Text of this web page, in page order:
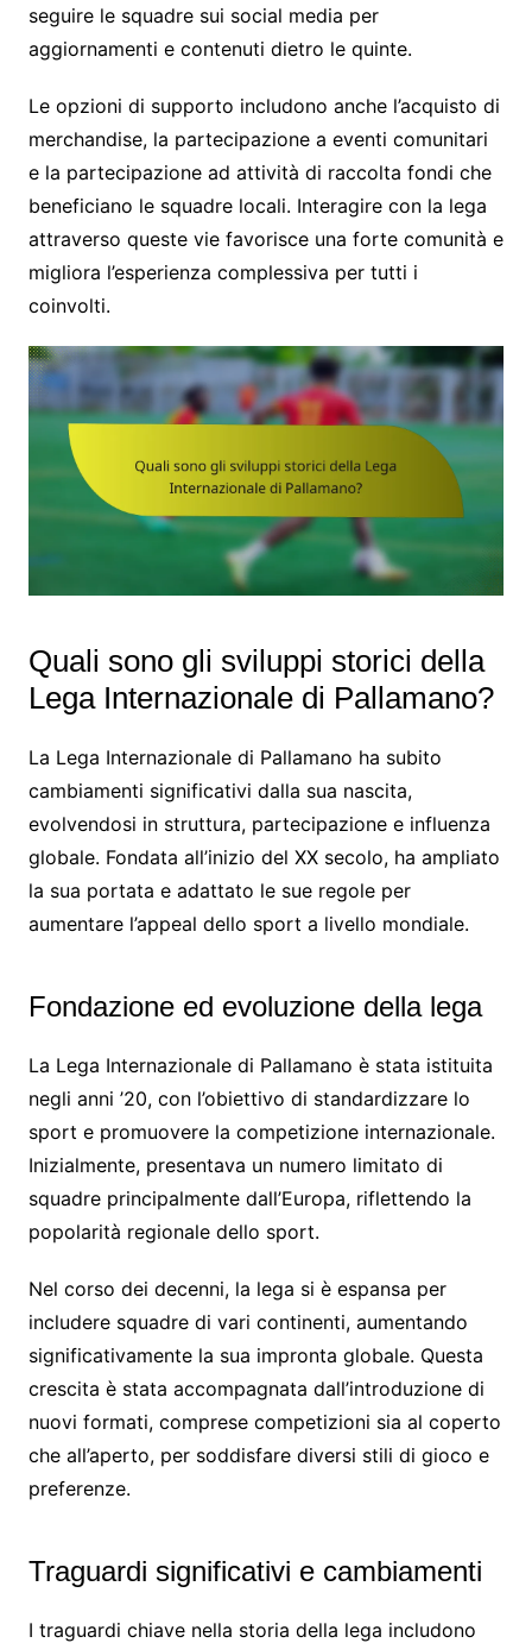
seguire le squadre sui social media per
aggiornamenti e contenuti dietro le quinte.
Le opzioni di supporto includono anche l’acquisto di
merchandise, la partecipazione a eventi comunitari
e la partecipazione ad attività di raccolta fondi che
beneficiano le squadre locali. Interagire con la lega
attraverso queste vie favorisce una forte comunità e
migliora l’esperienza complessiva per tutti i
coinvolti.
Quali sono gli sviluppi storici della
Lega Internazionale di Pallamano?
La Lega Internazionale di Pallamano ha subito
cambiamenti significativi dalla sua nascita,
evolvendosi in struttura, partecipazione e influenza
globale. Fondata all’inizio del XX secolo, ha ampliato
la sua portata e adattato le sue regole per
aumentare l’appeal dello sport a livello mondiale.
Fondazione ed evoluzione della lega
La Lega Internazionale di Pallamano è stata istituita
negli anni ’20, con l’obiettivo di standardizzare lo
sport e promuovere la competizione internazionale.
Inizialmente, presentava un numero limitato di
squadre principalmente dall’Europa, riflettendo la
popolarità regionale dello sport.
Nel corso dei decenni, la lega si è espansa per
includere squadre di vari continenti, aumentando
significativamente la sua impronta globale. Questa
crescita è stata accompagnata dall’introduzione di
nuovi formati, comprese competizioni sia al coperto
che all’aperto, per soddisfare diversi stili di gioco e
preferenze.
Traguardi significativi e cambiamenti
I traguardi chiave nella storia della lega includono